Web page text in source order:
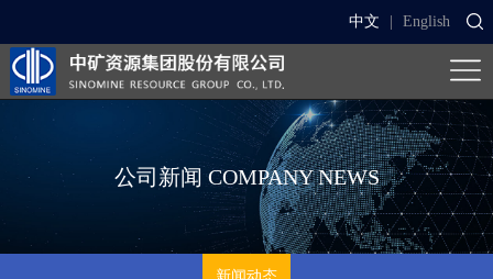
中文 English
公司新闻 COMPANY NEWS